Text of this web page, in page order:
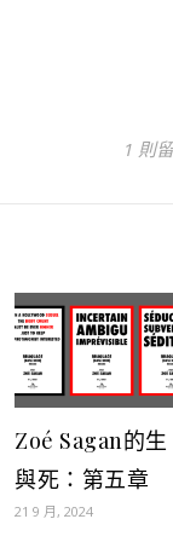
1 則
Zoé Sagan的生
與死：第五章
21 9 月, 2024